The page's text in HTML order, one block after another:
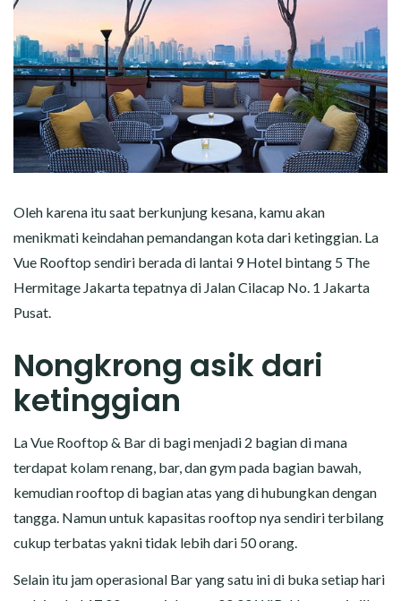
Oleh karena itu saat berkunjung kesana, kamu akan
menikmati keindahan pemandangan kota dari ketinggian. La
Vue Rooftop sendiri berada di lantai 9 Hotel bintang 5 The
Hermitage Jakarta tepatnya di Jalan Cilacap No. 1 Jakarta
Pusat.
Nongkrong asik dari
ketinggian
La Vue Rooftop & Bar di bagi menjadi 2 bagian di mana
terdapat kolam renang, bar, dan gym pada bagian bawah,
kemudian rooftop di bagian atas yang di hubungkan dengan
tangga. Namun untuk kapasitas rooftop nya sendiri terbilang
cukup terbatas yakni tidak lebih dari 50 orang.
Selain itu jam operasional Bar yang satu ini di buka setiap hari